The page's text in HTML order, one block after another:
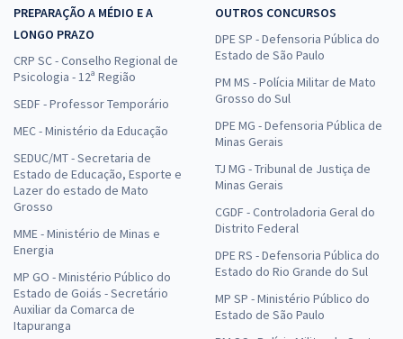
PREPARAÇÃO A MÉDIO E A
LONGO PRAZO
CRP SC - Conselho Regional de
Psicologia - 12ª Região
SEDF - Professor Temporário
MEC - Ministério da Educação
SEDUC/MT - Secretaria de
Estado de Educação, Esporte e
Lazer do estado de Mato
Grosso
MME - Ministério de Minas e
Energia
MP GO - Ministério Público do
Estado de Goiás - Secretário
Auxiliar da Comarca de
Itapuranga
OUTROS CONCURSOS
DPE SP - Defensoria Pública do
Estado de São Paulo
PM MS - Polícia Militar de Mato
Grosso do Sul
DPE MG - Defensoria Pública de
Minas Gerais
TJ MG - Tribunal de Justiça de
Minas Gerais
CGDF - Controladoria Geral do
Distrito Federal
DPE RS - Defensoria Pública do
Estado do Rio Grande do Sul
MP SP - Ministério Público do
Estado de São Paulo